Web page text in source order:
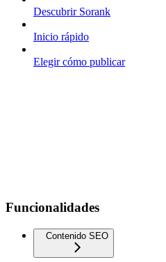
Descubrir Sorank
Inicio rápido
Elegir cómo publicar
Funcionalidades
Contenido SEO